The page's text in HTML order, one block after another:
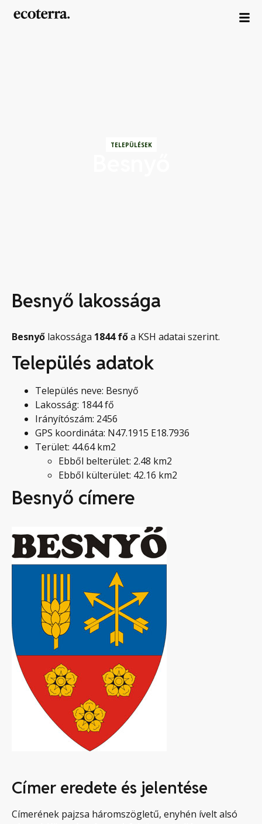
TELEPÜLÉSEK
Besnyő lakossága
Besnyő lakossága 1844 főa KSH adatai szerint.
Település adatok
Település neve: Besnyő
Lakosság: 1844 fő
Irányítószám: 2456
GPS koordináta: N47.1915 E18.7936
Terület: 44.64 km2
Ebből belterület: 2.48 km2
Ebből külterület: 42.16 km2
Besnyő címere
Címer eredete és jelentése
Címerének pajzsa háromszögletű, enyhén ívelt alsó